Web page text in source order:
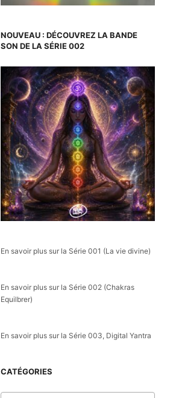
NOUVEAU : DÉCOUVREZ LA BANDE
SON DE LA SÉRIE 002
En savoir plus sur la Série 001 (La vie divine)
En savoir plus sur la Série 002 (Chakras
Equilbrer)
En savoir plus sur la Série 003, Digital Yantra
CATÉGORIES